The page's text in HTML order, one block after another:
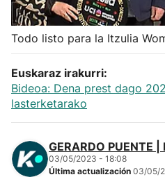
Herri-kirolak
Balonmano
Kirolak 360
Atletismo
Carreras de montaña
Todo listo para la Itzulia
Euskaraz irakurri:
Bideoa: Dena prest dago
lasterketarako
GERARDO PUENTE |
03/05/2023 - 18:08
Última actualización 03/05/